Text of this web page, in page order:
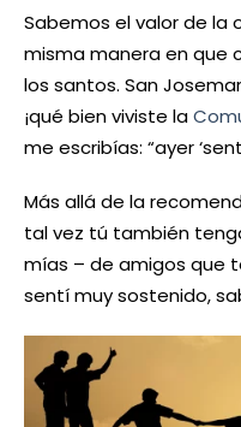
Sabemos el valor de la
misma manera en que
los santos. San
¡qué bien viviste la
me escribías: “ayer
Más allá de la
tal vez tú también
mías – de amigos que
sentí muy sostenido,